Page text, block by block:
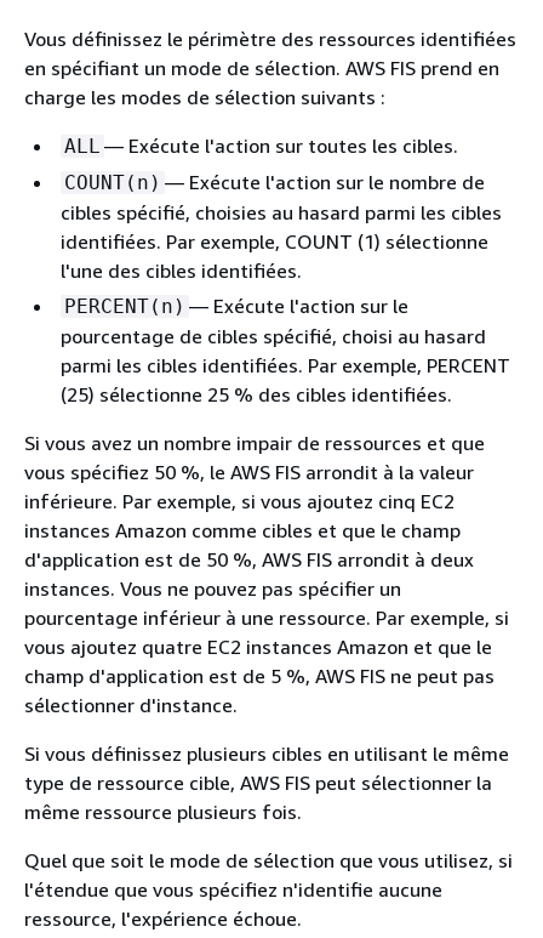
Vous définissez le périmètre des ressources identifiées
en spécifiant un mode de sélection. AWS FIS prend en
charge les modes de sélection suivants :
ALL — Exécute l'action sur toutes les cibles.
COUNT(n) — Exécute l'action sur le nombre de
cibles spécifié, choisies au hasard parmi les cibles
identifiées. Par exemple, COUNT (1) sélectionne
l'une des cibles identifiées.
PERCENT(n) — Exécute l'action sur le
pourcentage de cibles spécifié, choisi au hasard
parmi les cibles identifiées. Par exemple, PERCENT
(25) sélectionne 25 % des cibles identifiées.
Si vous avez un nombre impair de ressources et que
vous spécifiez 50 %, le AWS FIS arrondit à la valeur
inférieure. Par exemple, si vous ajoutez cinq EC2
instances Amazon comme cibles et que le champ
d'application est de 50 %, AWS FIS arrondit à deux
instances. Vous ne pouvez pas spécifier un
pourcentage inférieur à une ressource. Par exemple, si
vous ajoutez quatre EC2 instances Amazon et que le
champ d'application est de 5 %, AWS FIS ne peut pas
sélectionner d'instance.
Si vous définissez plusieurs cibles en utilisant le même
type de ressource cible, AWS FIS peut sélectionner la
même ressource plusieurs fois.
Quel que soit le mode de sélection que vous utilisez, si
l'étendue que vous spécifiez n'identifie aucune
ressource, l'expérience échoue.